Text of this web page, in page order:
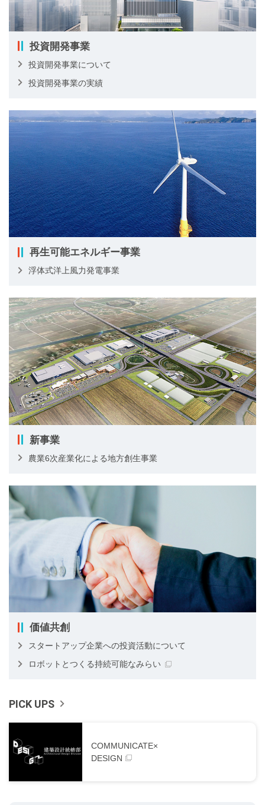
投資開発事業
投資開発事業について
投資開発事業の実績
再生可能エネルギー事業
浮体式洋上風力発電事業
新事業
農業6次産業化による地方創生事業
価値共創
スタートアップ企業への投資活動について
ロボットとつくる持続可能なみらい
PICK UPS
COMMUNICATE×
DESIGN